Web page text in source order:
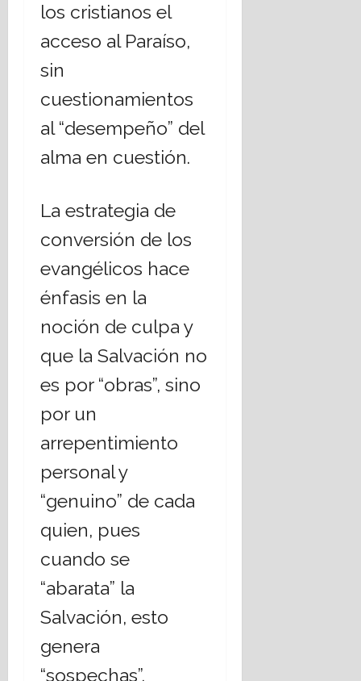
los cristianos el
acceso al Paraíso,
sin
cuestionamientos
al “desempeño” del
alma en cuestión.
La estrategia de
conversión de los
evangélicos hace
énfasis en la
noción de culpa y
que la Salvación no
es por “obras”, sino
por un
arrepentimiento
personal y
“genuino” de cada
quien, pues
cuando se
“abarata” la
Salvación, esto
genera
“sospechas”.